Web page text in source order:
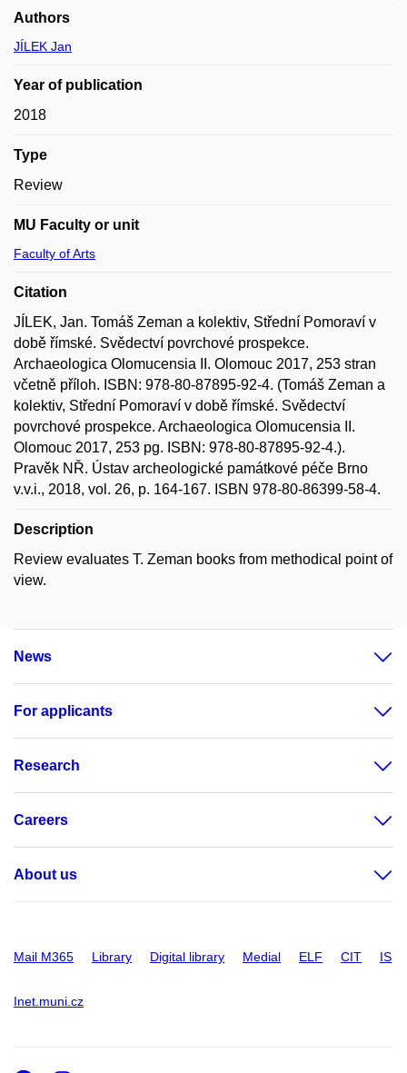
Authors
JÍLEK Jan
Year of publication
2018
Type
Review
MU Faculty or unit
Faculty of Arts
Citation
JÍLEK, Jan. Tomáš Zeman a kolektiv, Střední Pomoraví v
době římské. Svědectví povrchové prospekce.
Archaeologica Olomucensia II. Olomouc 2017, 253 stran
včetně příloh. ISBN: 978-80-87895-92-4. (Tomáš Zeman a
kolektiv, Střední Pomoraví v době římské. Svědectví
povrchové prospekce. Archaeologica Olomucensia II.
Olomouc 2017, 253 pg. ISBN: 978-80-87895-92-4.).
Pravěk NŘ. Ústav archeologické památkové péče Brno
v.v.i., 2018, vol. 26, p. 164-167. ISBN 978-80-86399-58-4.
Description
Review evaluates T. Zeman books from methodical point of
view.
News
For applicants
Research
Careers
About us
Mail M365 Library Digital library Medial ELF CIT IS
Inet.muni.cz